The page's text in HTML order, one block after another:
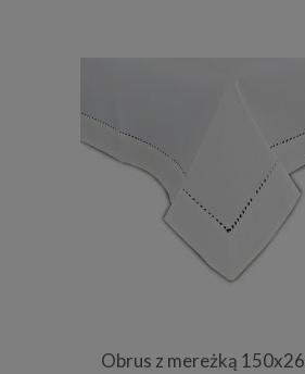
Obrus z mereżką